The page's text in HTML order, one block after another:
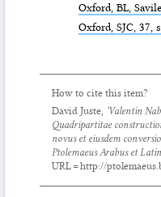
Oxford,BL,
Oxford,SJC , 37,
How to cite this item?
David Juste, ‘Valentin
Quadripartitae
novus et eiusdem
Ptolemaeus Arabus et
URL = http://